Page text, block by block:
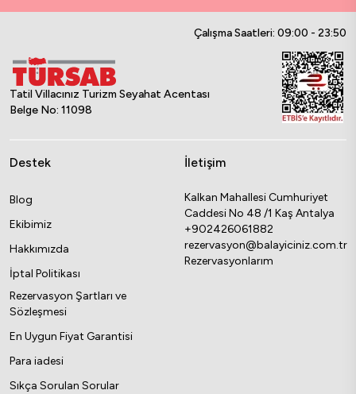
Çalışma Saatleri: 09:00 - 23:50
Tatil Villacınız Turizm Seyahat Acentası
Belge No: 11098
Destek
Blog
Ekibimiz
Hakkımızda
İptal Politikası
Rezervasyon Şartları ve
Sözleşmesi
En Uygun Fiyat Garantisi
Para iadesi
Sıkça Sorulan Sorular
İletişim
Kalkan Mahallesi Cumhuriyet
Caddesi No 48 /1 Kaş Antalya
+902426061882
rezervasyon@balayiciniz.com.tr
Rezervasyonlarım